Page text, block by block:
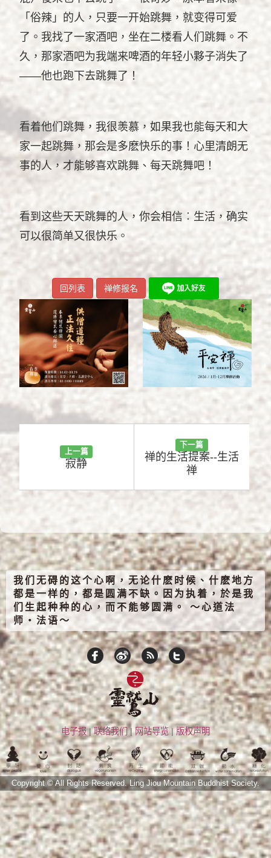
「俗辣」的人，只要一开始跳舞，就变得可爱
了。我找了一家酒吧，坐在二楼看人们跳舞。不
久，那家酒吧为我端来啤酒的年轻小夥子消失了
——他也跑下去跳舞了！
看着他们跳舞，我很羡慕，如果我也能每天和大
家一起跳舞，那会是多麽快乐的事！心里清朗无
事的人，才能够喜欢跳舞、每天跳舞吧！
看到这些天天跳舞的人，你会相信︰生活，确实
可以很简单又很快乐。
回列表 禅修报名
上一篇
寂静
下一篇
禅的生活提案--生活
禅
我们无碍的这个心啊，无论什麽时候、什麽地方
都是一样的，都是圆满不缺。因为执着，於是我
们生起种种的心，而不能够圆满。 ～心道法
师‧法语～
电子报|联络我们|网站导览|版权声明
Copyright © All Rights Reserved.Ling Jiou Mountain Buddhist Society.